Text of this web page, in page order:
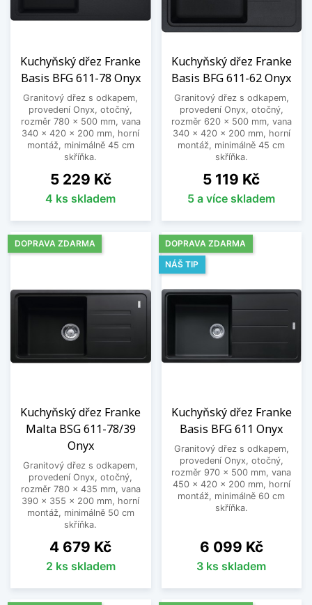
Zaujmou vás především stylovým vzhledem.
jedinečné vlastnosti. Granit je přírodní materiál,
který se vyznačuje extrémně dlouhou životností a
barevnou stálostí. Dřezy z něj se jen tak
nepoškodí, nepoškrábou se a nemění odstín
používáním. Nabízíme je v celé škále přirozených
tónů, jako je bílá, šedá, béžová či hnědá.
Tectonitové dřezy
Jsou ekologickým řešením nejen proto, že jsou
plně recyklovatelné, ale i díky nadstandardně
dlouhé životnosti. Vyrobeny jsou z moderního
materiálu SMC, který byl doposud využíván pro
výrobu namáhaných součástek do automobilů.
Díky svým prvotřídním vlastnostem odolávají
nárazům a povrchovému poškození.
Doplňky a příslušenství
Samozřejmostí je u nás možnost zakoupit
všemožné náhradní díly, nadstandardní vybavení
a prkénka a další.
Získejte kvalitu za příznivou cenu!
Při výběru nového kuchyňského dřezu se určitě
nevyplatí zohlednit pouze cenu. Naopak,
podezřele nízká částka by vás měla od nákupu
spíše odradit, protože se ve většině případů
krátkého času budete muset vyměnit za nové.
Kuchyňský dřez Franke
Basis BFG 611-78 Onyx
Granitový dřez s odkapem,
provedení Onyx, otočný,
rozměr 780 x 500 mm, vana
340 x 420 x 200 mm, horní
montáž, minimálně 45 cm
skříňka.
Cena
5 229 Kč
4 ks skladem
Kuchyňský dřez Franke
Basis BFG 611-62 Onyx
Granitový dřez s odkapem,
provedení Onyx, otočný,
rozměr 620 x 500 mm, vana
340 x 420 x 200 mm, horní
montáž, minimálně 45 cm
skříňka.
Cena
5 119 Kč
5 a více skladem
Kuchyňský dřez Franke
Malta BSG 611-78/39
Onyx
Granitový dřez s odkapem,
provedení Onyx, otočný,
rozměr 780 x 435 mm, vana
390 x 355 x 200 mm, horní
montáž, minimálně 50 cm
skříňka.
Cena
4 679 Kč
2 ks skladem
DOPRAVA ZDARMA
Kuchyňský dřez Franke
Basis BFG 611 Onyx
Granitový dřez s odkapem,
provedení Onyx, otočný,
rozměr 970 x 500 mm, vana
450 x 420 x 200 mm, horní
montáž, minimálně 60 cm
skříňka.
Cena
6 099 Kč
3 ks skladem
DOPRAVA ZDARMA
NÁŠ TIP